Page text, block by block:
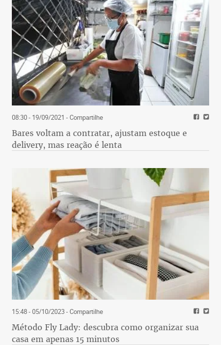
08:30 - 19/09/2021 - Compartilhe
Bares voltam a contratar, ajustam estoque e
delivery, mas reação é lenta
15:48 - 05/10/2023- Compartilhe
Método Fly Lady: descubra como organizar sua
casa em apenas 15 minutos